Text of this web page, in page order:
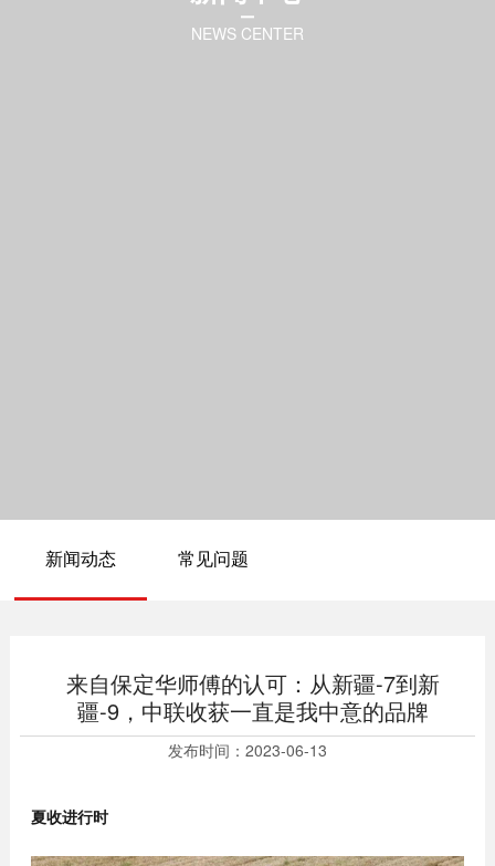
NEWS CENTER
新闻动态 常见问题
来自保定华师傅的认可：从新疆-7到新
疆-9，中联收获一直是我中意的品牌
发布时间： 2023-06-13
夏收进行时